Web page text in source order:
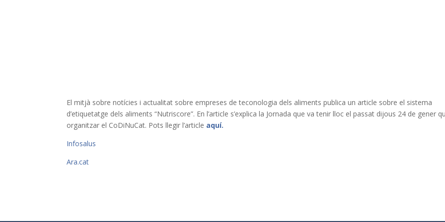
El mitjà sobre notícies i actualitat sobre empreses de teconologia dels aliments publica un article sobre el sistema
d’etiquetatge dels aliments “Nutriscore”. En l’article s’explica la Jornada que va tenir lloc el passat dijous 24 de gener
organitzar el CoDiNuCat. Pots llegir l’article aquí.
Infosalus
Ara.cat